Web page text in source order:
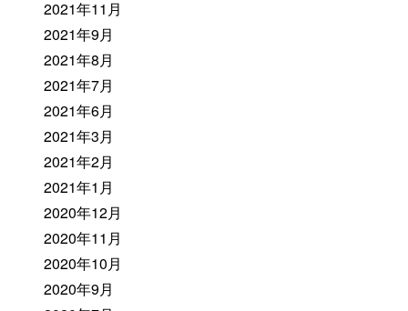
2021年11月
2021年9月
2021年8月
2021年7月
2021年6月
2021年3月
2021年2月
2021年1月
2020年12月
2020年11月
2020年10月
2020年9月